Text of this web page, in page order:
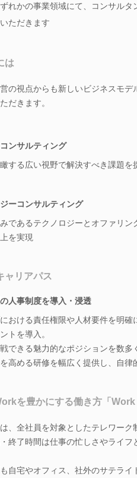
れかの事業領域にて、コンサル
ただきます
は
の視点からも新しいビジネスモ
だきます。
ンサルティング
する広い視野で解決すべき課題
ーコンサルティング
であるテクノロジーとオファリ
を実現
ャリアパス
人事制度を導入・浸透
おける責任権限や人材要件を明
トを導入。
できる魅力的なポジションを数
高める研修を幅広く提供し、自律
を豊かにする働き方「Work
、全社員を対象としたテレワーク
終了時間は仕事の忙しさやライ
自宅やオフィス、社外のサテライ